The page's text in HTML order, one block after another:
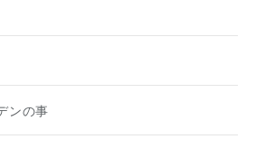
ンの事